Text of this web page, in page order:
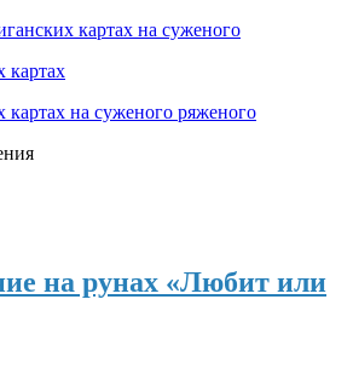
картах на суженого
картах
картах на суженого ряженого
на рунах «Любит или